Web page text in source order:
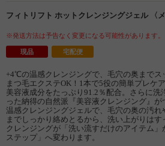
フィトリフト ホットクレンジングジェル 〈
※発送方法は予告なく変更になる可能性があります。
現品 宅配便
+4℃の温感クレンジングで、毛穴の奥まで
まつ毛エクステOK！1本で5役の簡単プレケア
美容液成分をたっぷり91.2％配合。さらに洗
った納得の自然派『美容液クレンジング』が
温感クレンジングジェルで、毛穴の奥の汚
までしっかり絡めとるから、洗い上がりはす
クレンジングが「洗い流すだけのアイテム」
ステップ」へ変わります。